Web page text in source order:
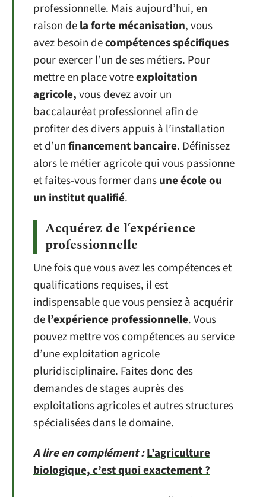
professionnelle. Mais aujourd’hui, en
raison dela forte mécanisation, vous
avez besoin decompétences spécifiques
pour exercer l’un de ses métiers. Pour
mettre en place votreexploitation
agricole,vous devez avoir un
baccalauréat professionnel afin de
profiter des divers appuis à l’installation
et d’unfinancement bancaire. Définissez
alors le métier agricole qui vous passionne
et faites-vous former dansune école ou
un institut qualifié.
Acquérez de l’expérience
professionnelle
Une fois que vous avez les compétences et
qualifications requises, il est
indispensable que vous pensiez à acquérir
del’expérience professionnelle. Vous
pouvez mettre vos compétences au service
d’une exploitation agricole
pluridisciplinaire. Faites donc des
demandes de stages auprès des
exploitations agricoles et autres structures
spécialisées dans le domaine.
A lire en complément :L’agriculture
biologique, c’est quoi exactement ?